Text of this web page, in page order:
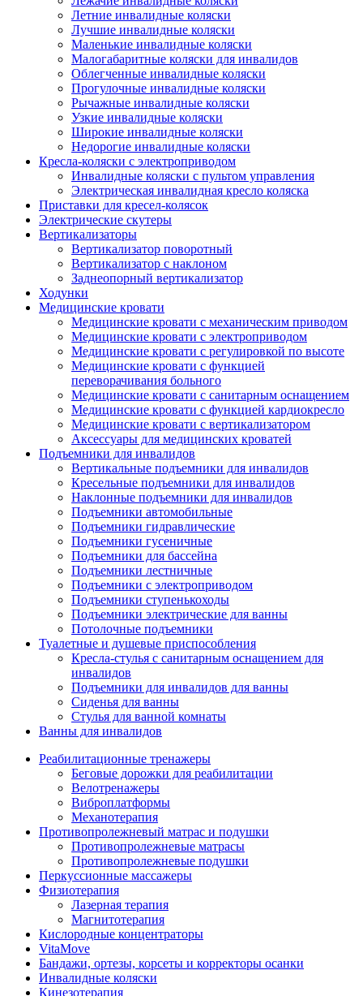
Летние инвалидные коляски
Лучшие инвалидные коляски
Маленькие инвалидные коляски
Малогабаритные коляски для инвалидов
Облегченные инвалидные коляски
Прогулочные инвалидные коляски
Рычажные инвалидные коляски
Узкие инвалидные коляски
Широкие инвалидные коляски
Недорогие инвалидные коляски
Кресла-коляски с электроприводом
Инвалидные коляски с пультом управления
Электрическая инвалидная кресло коляска
Приставки для кресел-колясок
Электрические скутеры
Вертикализаторы
Вертикализатор поворотный
Вертикализатор с наклоном
Заднеопорный вертикализатор
Ходунки
Медицинские кровати
Медицинские кровати с механическим приводом
Медицинские кровати с электроприводом
Медицинские кровати с регулировкой по высоте
Медицинские кровати с функцией
переворачивания больного
Медицинские кровати с санитарным оснащением
Медицинские кровати с функцией кардиокресло
Медицинские кровати с вертикализатором
Аксессуары для медицинских кроватей
Подъемники для инвалидов
Вертикальные подъемники для инвалидов
Кресельные подъемники для инвалидов
Наклонные подъемники для инвалидов
Подъемники автомобильные
Подъемники гидравлические
Подъемники гусеничные
Подъемники для бассейна
Подъемники лестничные
Подъемники с электроприводом
Подъемники ступенькоходы
Подъемники электрические для ванны
Потолочные подъемники
Туалетные и душевые приспособления
Кресла-стулья с санитарным оснащением для
инвалидов
Подъемники для инвалидов для ванны
Сиденья для ванны
Стулья для ванной комнаты
Ванны для инвалидов
Реабилитационные тренажеры
Беговые дорожки для реабилитации
Велотренажеры
Виброплатформы
Механотерапия
Противопролежневый матрас и подушки
Противопролежневые матрасы
Противопролежневые подушки
Перкуссионные массажеры
Физиотерапия
Лазерная терапия
Магнитотерапия
Кислородные концентраторы
VitaMove
Бандажи, ортезы, корсеты и корректоры осанки
Инвалидные коляски
Кинезотерапия